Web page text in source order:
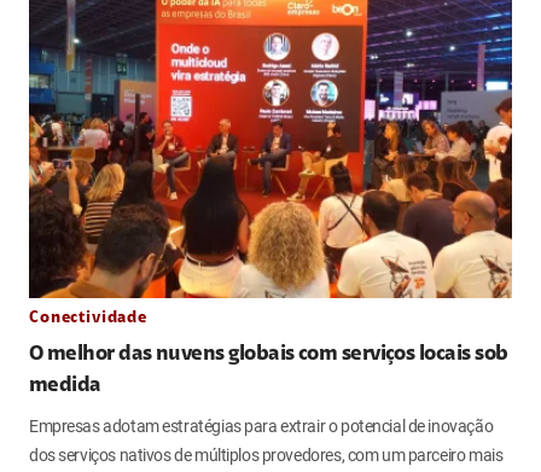
Conectividade
O melhor das nuvens globais com serviços locais sob
medida
Empresas adotam estratégias para extrair o potencial de inovação
dos serviços nativos de múltiplos provedores, com um parceiro mais